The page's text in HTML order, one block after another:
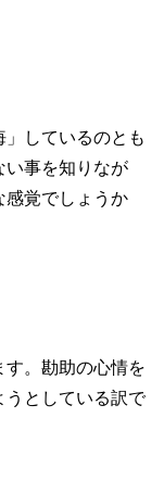
しているのとも
い事を知りなが
感覚でしょうか
す。勘助の心情を
うとしている訳で